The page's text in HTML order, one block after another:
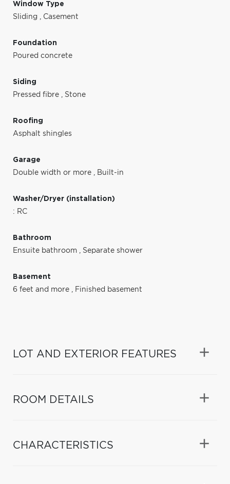
Window Type
Sliding , Casement
Foundation
Poured concrete
Siding
Pressed fibre , Stone
Roofing
Asphalt shingles
Garage
Double width or more , Built-in
Washer/Dryer (installation)
: RC
Bathroom
Ensuite bathroom , Separate shower
Basement
6 feet and more , Finished basement
LOT AND EXTERIOR FEATURES
ROOM DETAILS
CHARACTERISTICS